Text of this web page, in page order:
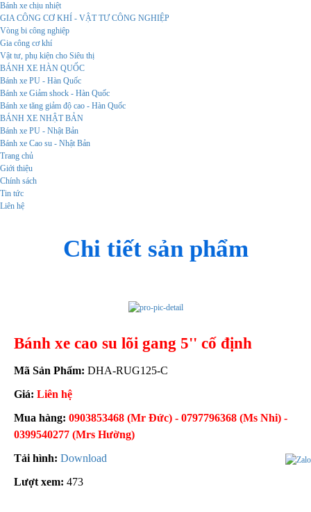
Bánh xe chịu nhiệt
GIA CÔNG CƠ KHÍ - VẬT TƯ CÔNG NGHIỆP
Vòng bi công nghiệp
Gia công cơ khí
Vật tư, phụ kiện cho Siêu thị
BÁNH XE HÀN QUỐC
Bánh xe PU - Hàn Quốc
Bánh xe Giảm shock - Hàn Quốc
Bánh xe tăng giảm độ cao - Hàn Quốc
BÁNH XE NHẬT BẢN
Bánh xe PU - Nhật Bản
Bánh xe Cao su - Nhật Bản
Trang chủ
Giới thiệu
Chính sách
Tin tức
Liên hệ
Chi tiết sản phẩm
Bánh xe cao su lõi gang 5'' cố định
Mã Sản Phẩm: DHA-RUG125-C
Giá: Liên hệ
Mua hàng: 0903853468 (Mr Đức) - 0797796368 (Ms Nhi) -
0399540277 (Mrs Hường)
Tải hình: Download
Lượt xem: 473